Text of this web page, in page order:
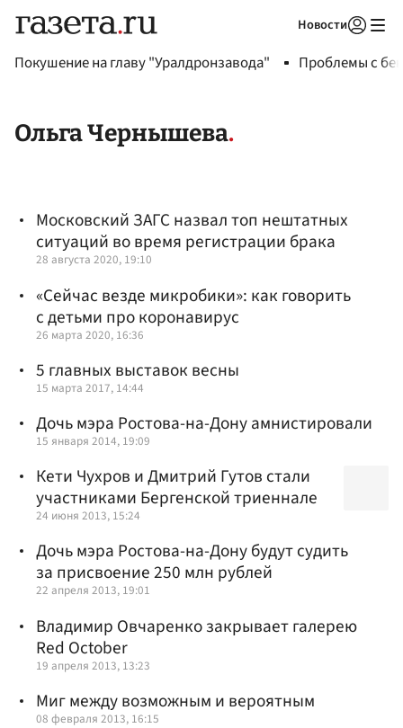
Новости
Покушение на главу "Уралдронзавода" Проблемы с
Ольга Чернышева
Московский ЗАГС назвал топ нештатных
ситуаций во время регистрации брака
28 августа 2020, 19:10
«Сейчас везде микробики»: как говорить
с детьми про коронавирус
26 марта 2020, 16:36
5 главных выставок весны
15 марта 2017, 14:44
Дочь мэра Ростова-на-Дону амнистировали
15 января 2014, 19:09
Кети Чухров и Дмитрий Гутов стали
участниками Бергенской триеннале
24 июня 2013, 15:24
Дочь мэра Ростова-на-Дону будут судить
за присвоение 250 млн рублей
22 апреля 2013, 19:01
Владимир Овчаренко закрывает галерею
Red October
19 апреля 2013, 13:23
Миг между возможным и вероятным
08 февраля 2013, 16:15